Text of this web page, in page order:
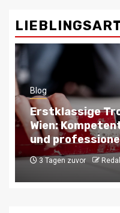
Blog
Trockenbau in
wirtschaftliche
Renovierungen
6 Monaten zuvor